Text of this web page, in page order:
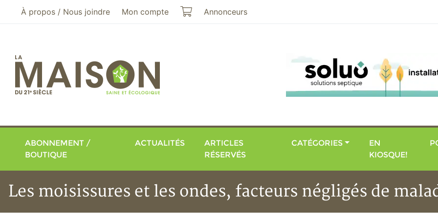
Aller au menu principal
Aller au contenu principal
À propos / Nous joindre Mon compte Mon panier
Annonceurs
ABONNEMENT /
BOUTIQUE
ACTUALITÉS
ARTICLES
RÉSERVÉS
CATÉGORIES
EN
KIOSQUE!
Les moisissures et les ondes, facteurs négligés de